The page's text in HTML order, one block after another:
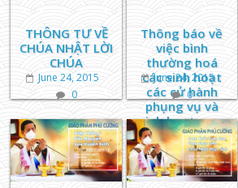
THÔNG TƯ VỀ
CHÚA NHẬT LỜI
CHÚA
June 24, 2015
0
Thông báo về
việc bình
thường hoá
các sinh hoạt
các cử hành
phụng vụ và
sinh hoạt mục
vụ tại Giáo
Phận Phú
Cường
June 24, 2015
0